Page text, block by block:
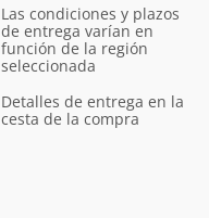
Las condiciones y plazos
de entrega varían en
función de la región
seleccionada
Detalles de entrega en la
cesta de la compra